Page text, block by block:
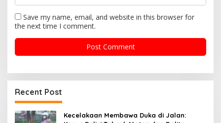
Save my name, email, and website in this browser for
the next time I comment.
Recent Post
Kecelakaan Membawa Duka di Jalan: